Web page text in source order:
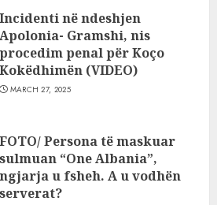
Incidenti në ndeshjen
Apolonia- Gramshi, nis
procedim penal për Koço
Kokëdhimën (VIDEO)
MARCH 27, 2025
FOTO/ Persona të maskuar
sulmuan “One Albania”,
ngjarja u fsheh. A u vodhën
serverat?